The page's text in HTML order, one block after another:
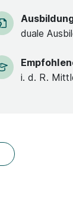
duale
i. d. R.